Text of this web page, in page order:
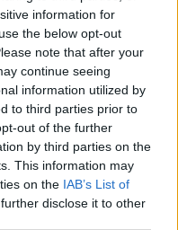
information for
the below opt-out
note that after your
continue seeing
information utilized by
to third parties prior to
out of the further
by third parties on the
This information may
on the IAB’s List of
disclose it to other
ha érdekelnek a
és a felnőttképzés
.